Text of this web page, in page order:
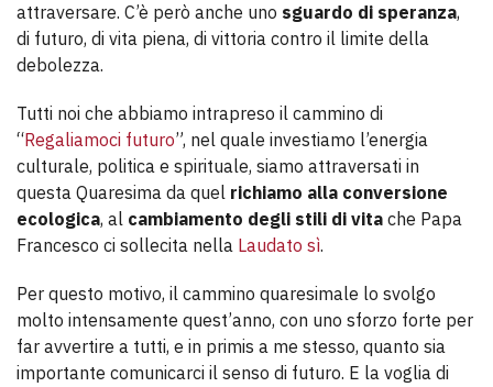
attraversare. C’è però anche uno sguardo di speranza,
di futuro, di vita piena, di vittoria contro il limite della
debolezza.
Tutti noi che abbiamo intrapreso il cammino di
“Regaliamoci futuro”, nel quale investiamo l’energia
culturale, politica e spirituale, siamo attraversati in
questa Quaresima da quel richiamo alla conversione
ecologica, al cambiamento degli stili di vita che Papa
Francesco ci sollecita nella Laudato sì.
Per questo motivo, il cammino quaresimale lo svolgo
molto intensamente quest’anno, con uno sforzo forte per
far avvertire a tutti, e in primis a me stesso, quanto sia
importante comunicarci il senso di futuro. E la voglia di